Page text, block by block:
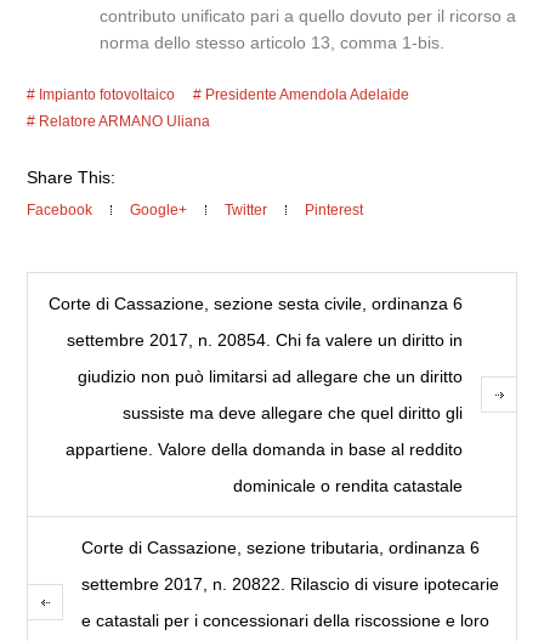
contributo unificato pari a quello dovuto per il ricorso a
norma dello stesso articolo 13, comma 1-bis.
Impianto fotovoltaico
Presidente Amendola Adelaide
Relatore ARMANO Uliana
Share This:
Facebook Google+ Twitter Pinterest
Corte di Cassazione, sezione sesta civile, ordinanza 6
settembre 2017, n. 20854. Chi fa valere un diritto in
giudizio non può limitarsi ad allegare che un diritto
sussiste ma deve allegare che quel diritto gli
appartiene. Valore della domanda in base al reddito
dominicale o rendita catastale
Corte di Cassazione, sezione tributaria, ordinanza 6
settembre 2017, n. 20822. Rilascio di visure ipotecarie
e catastali per i concessionari della riscossione e loro